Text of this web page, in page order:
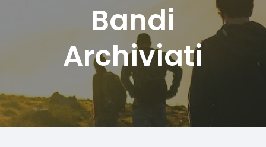
Bandi
Archiviati